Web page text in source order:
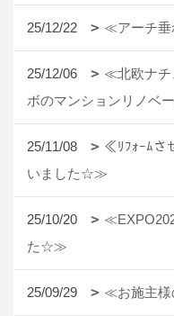
25/12/22 ≪アーチ垂
25/12/06
≪北欧ナチ
ボのマンションリノベ
25/11/08
≪ﾘﾌｫｰﾑさ
いました☆≫
25/10/20
た☆≫
25/09/29 ≪お施主